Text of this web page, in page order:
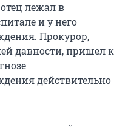
лежал в
и у него
Прокурор,
давности, пришел к
действительно